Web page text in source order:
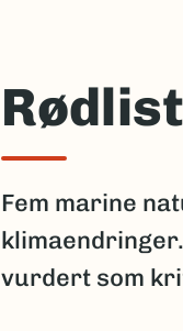
Fem marine
vurdert som